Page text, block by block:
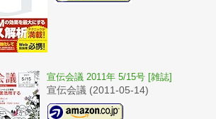
宣伝会議 2011年 5/15号 [雑誌]
宣伝会議 (2011-05-14)